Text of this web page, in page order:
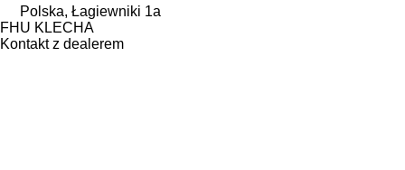
Polska, Łagiewniki 1a
FHU KLECHA
Kontakt z dealerem